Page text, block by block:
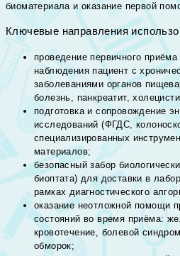
биоматериала и оказание первой
Ключевые направления
проведение первичного
наблюдения пациент с
заболеваниями органов
болезнь, панкреатит,
подготовка и сопровождение
исследований (ФГДС,
специализированных
материалов;
безопасный забор
биоптата) для доставки в
рамках диагностического
оказание неотложной помощи
состояний во время приёма:
кровотечение, болевой
обморок;